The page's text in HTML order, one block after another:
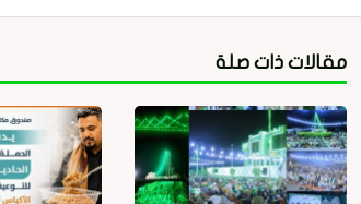
مقالات ذات صلة